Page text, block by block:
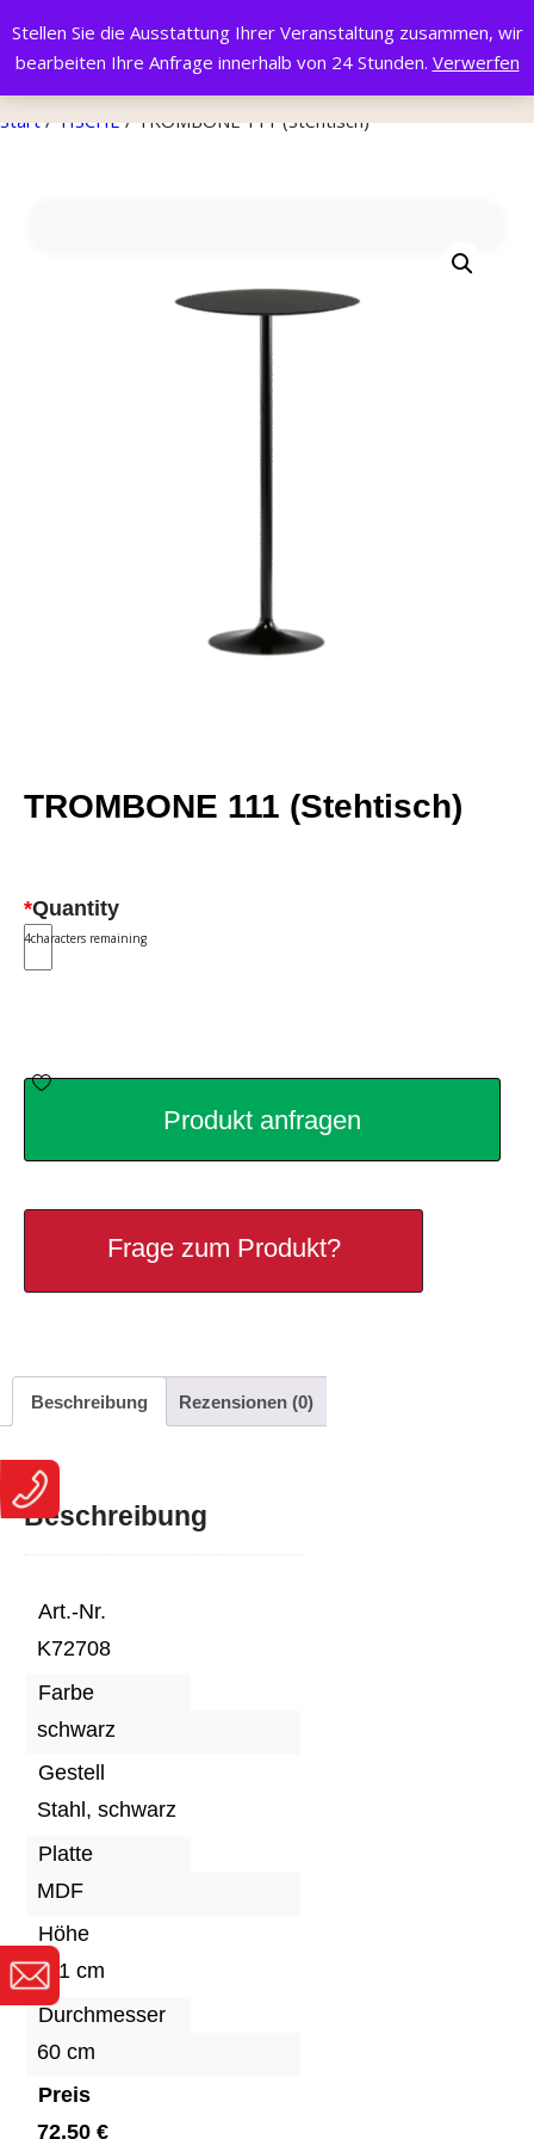
Stellen Sie die Ausstattung Ihrer Veranstaltung zusammen, wir
bearbeiten Ihre Anfrage innerhalb von 24 Stunden. Verwerfen
Start/TISCHE/ TROMBONE 111 (Stehtisch)
TROMBONE 111 (Stehtisch)
*Quantity
4characters remaining
Produkt anfragen
Frage zum Produkt?
Beschreibung Rezensionen (0)
Beschreibung
Art.-Nr.
K72708
Farbe
schwarz
Gestell
Stahl, schwarz
Platte
MDF
Höhe
111 cm
Durchmesser
60 cm
Preis
72,50 €